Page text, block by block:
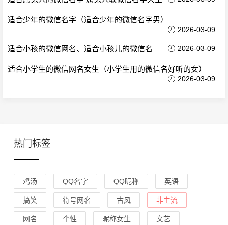
适合少年的微信名字（适合少年的微信名字男）
2026-03-09
适合小孩的微信网名、适合小孩儿的微信名 2026-03-09
适合小学生的微信网名女生（小学生用的微信名好听的女）
2026-03-09
热门标签
鸡汤 QQ名字 QQ昵称 英语
搞笑 符号网名 古风 非主流
网名 个性 昵称女生 文艺